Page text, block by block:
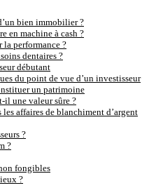
bien immobilier ?
en machine à cash ?
la performance ?
dentaires ?
débutant
du point de vue d’un investisseur
un patrimoine
il une valeur sûre ?
affaires de blanchiment d’argent
?
?
fongibles
?